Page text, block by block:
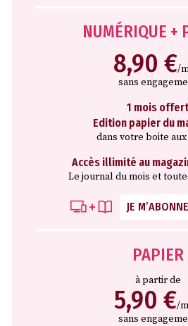
NUMÉRIQUE +
8,90 €/
sans
1 mois offert
Edition papier du
dans votre boite
Accès illimité au
Le journal du mois et
JE M’ABONNE
PAPIER
à partir de
5,90 €/
sans